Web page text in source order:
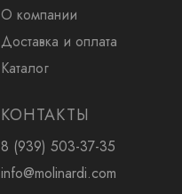
О компании
Доставка и оплата
Каталог
КОНТАКТЫ
8 (939) 503-37-35
info@molinardi.com